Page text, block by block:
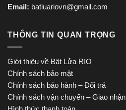
Email: batluariovn@gmail.com
THÔNG TIN QUAN TRỌNG
Giới thiệu về Bật Lửa RIO
Chính sách bảo mật
Chính sách bảo hành – Đổi trả
Chính sách vận chuyển – Giao nhận